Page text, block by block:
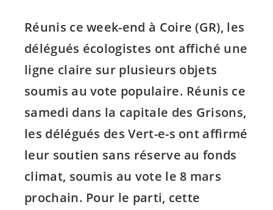
Réunis ce week-end à Coire (GR), les
délégués écologistes ont affiché une
ligne claire sur plusieurs objets
soumis au vote populaire. Réunis ce
samedi dans la capitale des Grisons,
les délégués desVert-e-s ont affirmé
leur soutien sans réserve au fonds
climat, soumis au vote le 8 mars
prochain. Pour le parti, cette